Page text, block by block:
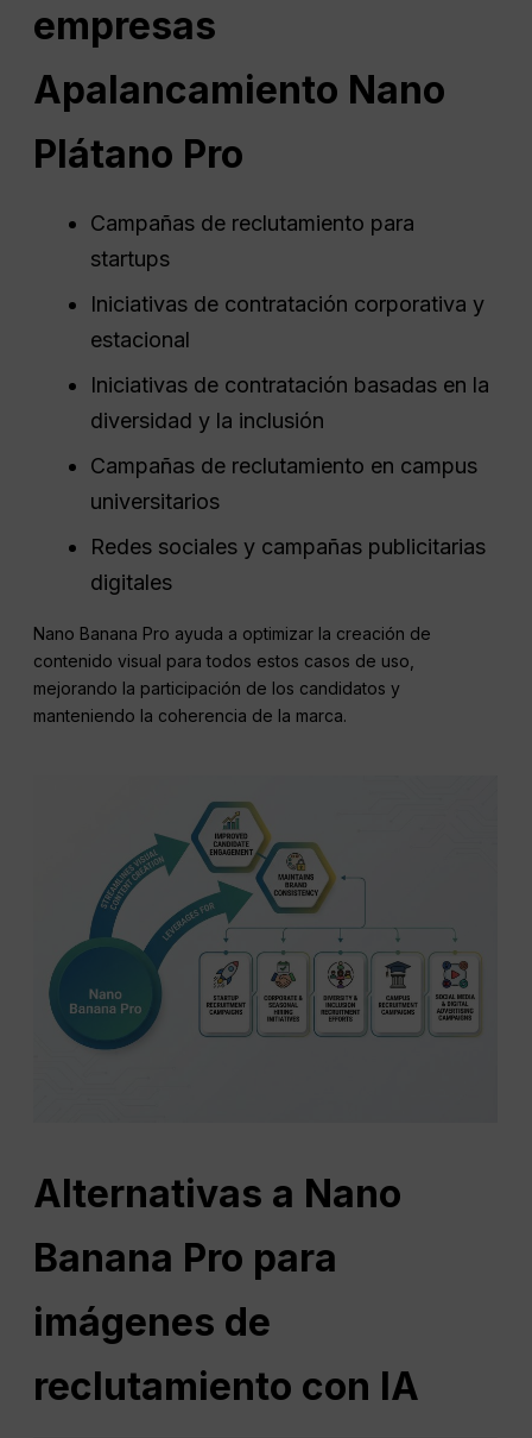
empresas
Apalancamiento Nano
Plátano Pro
Campañas de reclutamiento para
startups
Iniciativas de contratación corporativa y
estacional
Iniciativas de contratación basadas en la
diversidad y la inclusión
Campañas de reclutamiento en campus
universitarios
Redes sociales y campañas publicitarias
digitales
Nano Banana Pro ayuda a optimizar la creación de
contenido visual para todos estos casos de uso,
mejorando la participación de los candidatos y
manteniendo la coherencia de la marca.
Alternativas a Nano
Banana Pro para
imágenes de
reclutamiento con IA